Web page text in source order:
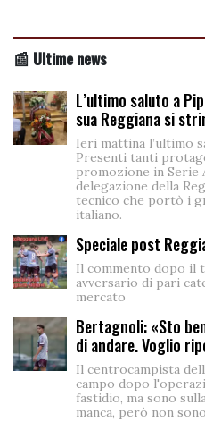
📰 Ultime news
L’ultimo saluto a
sua Reggiana si
Ieri mattina l’ultimo
Presenti tanti
promozione in Serie
delegazione della
tecnico che portò i
italiano.
Speciale post
Il commento dopo il
avversario di pari
mercato
Bertagnoli: «Sto
di andare. Voglio
Il centrocampista
campo dopo
fastidio, ma sono
manca, però non